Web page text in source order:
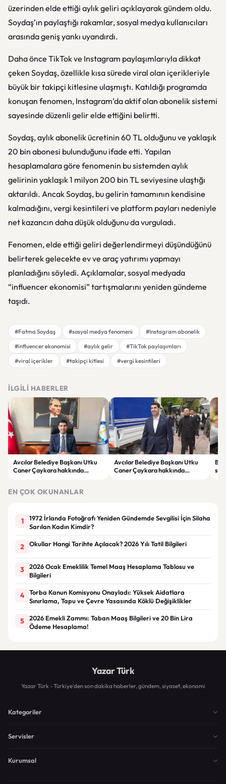
üzerinden elde ettiği aylık geliri açıklayarak gündem oldu.
Soydaş’ın paylaştığı rakamlar, sosyal medya kullanıcıları
arasında geniş yankı uyandırdı.
Daha önce TikTok ve Instagram paylaşımlarıyla dikkat
çeken Soydaş, özellikle kısa sürede viral olan içerikleriyle
büyük bir takipçi kitlesine ulaşmıştı. Katıldığı programda
konuşan fenomen, Instagram’da aktif olan abonelik sistemi
sayesinde düzenli gelir elde ettiğini belirtti.
Soydaş, aylık abonelik ücretinin 60 TL olduğunu ve yaklaşık
20 bin abonesi bulunduğunu ifade etti. Yapılan
hesaplamalara göre fenomenin bu sistemden aylık
gelirinin yaklaşık 1 milyon 200 bin TL seviyesine ulaştığı
aktarıldı. Ancak Soydaş, bu gelirin tamamının kendisine
kalmadığını, vergi kesintileri ve platform payları nedeniyle
net kazancın daha düşük olduğunu da vurguladı.
Fenomen, elde ettiği geliri değerlendirmeyi düşündüğünü
belirterek gelecekte ev ve araç yatırımı yapmayı
planladığını söyledi. Açıklamalar, sosyal medyada
“influencer ekonomisi” tartışmalarını yeniden gündeme
taşıdı.
#Fatma Soydaş #sosyal medya fenomeni
#Instagram abonelik
#influencer ekonomisi
#aylık gelir
#TikTok paylaşımları
#viral içerikler
#takipçi kitlesi #vergi kesintileri
İLGILI HABERLER
Avcılar Belediye Başkanı Utku
Caner Çaykara hakkında
Avcılar Belediye Başkanı Utku
Caner Çaykara hakkında
EN ÇOK OKUNANLAR
1
1972 İrlanda Fotoğrafı Yeniden Gündemde Sevgilisi İçin Silaha
Sarılan Kadın Kimdir?
2 Okullar Hangi Tarihte Açılacak? 2026 Yılı Tatil Bilgileri
3
2026 Ocak Emeklilik Temel Maaş Hesaplama Tablosu ve
Bilgileri
4
Torba Kanun Komisyonu Onayladı: Yüksek Aidatlara
Sınırlama, Tapu ve Çevre Yasasında Köklü Değişiklikler
5
2026 Emekli Zammı: Taban Maaş Bilgileri ve 20 Bin Lira
Ödeme Hesaplama!
Yazar Türk
Yazar Türk - Türkiye'den son dakika haberler, gündem, siyaset, ekonomi
Kategoriler
Servisler
Kurumsal